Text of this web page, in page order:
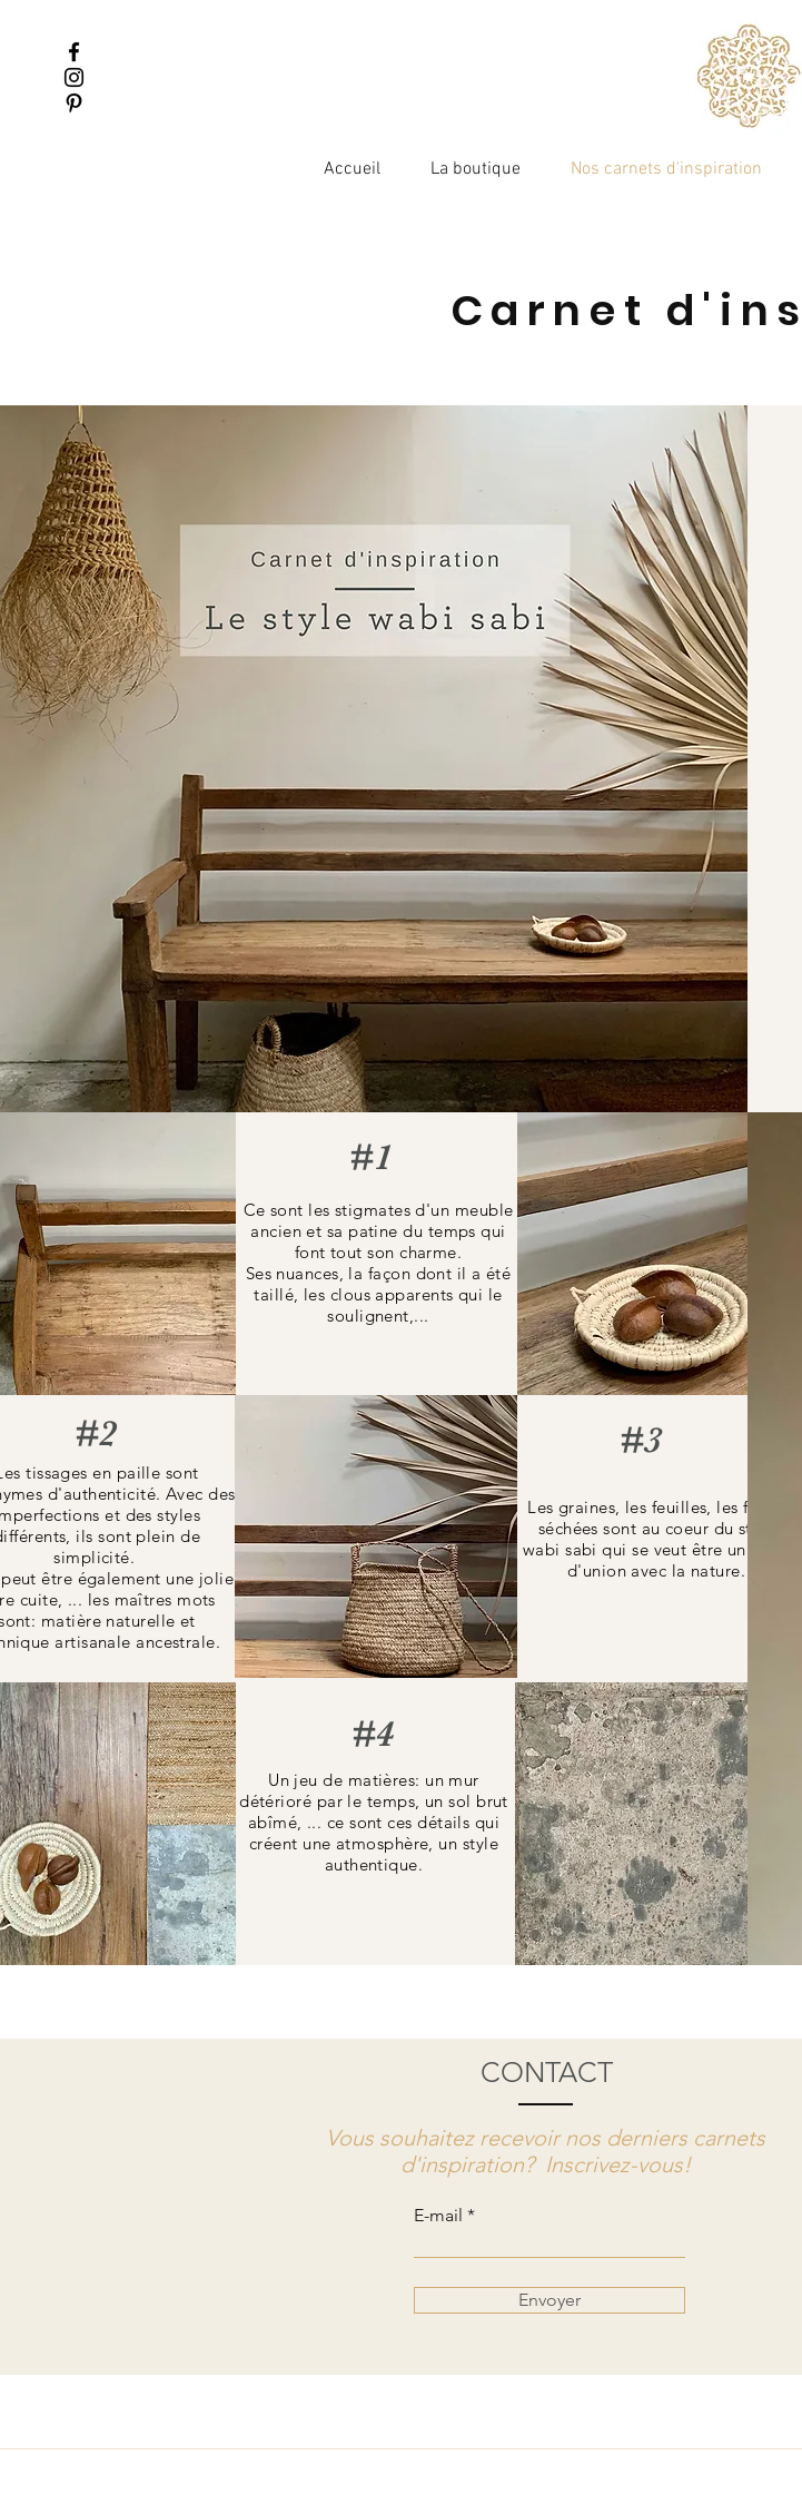
Accueil La boutique Nos carnets d'inspiration
Carnet
tissages en paille sont
d'authenticité. Avec des
et des styles
ils sont plein de
simplicité.
être également une jolie
cuite, ... les maîtres mots
matière naturelle et
artisanale ancestrale.
#2
Ce sont les stigmates d'un meuble
ancien et sa patine du temps qui
font tout son charme.
Ses nuances, la façon dont il a été
taillé, les clous apparents qui le
soulignent,...
#1
Les graines, les feuilles, les fleurs
séchées sont au coeur du style
wabi sabi qui se veut être un trait-
d'union avec la nature.
#3
Un jeu de matières: un mur
détérioré par le temps, un sol brut
abîmé, ... ce sont ces détails qui
créent une atmosphère, un style
authentique.
#4
CONTACT
Vous souhaitez recevoir nos derniers carnets
d'inspiration? Inscrivez-vous!
E-mail
Envoyer